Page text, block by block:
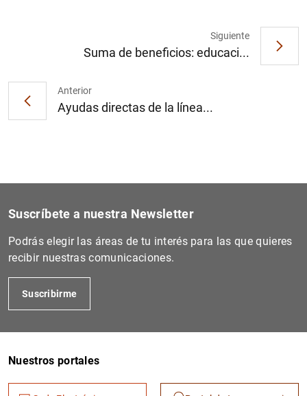
Anterior
Ayudas directas de la línea...
Siguiente
Suma de beneficios: educaci...
2
Suscríbete a nuestra Newsletter
Podrás elegir las áreas de tu interés para las que quieres
recibir nuestras comunicaciones.
Suscribirme
Nuestros portales